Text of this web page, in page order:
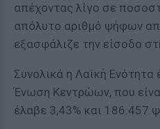
απέχοντας λίγο σε
απόλυτο αριθμό ψήφων
εξασφάλιζε την είσοδο
Συνολικά η Λαϊκή
Ένωση Κεντρώων, που
έλαβε 3,43% και 186.457